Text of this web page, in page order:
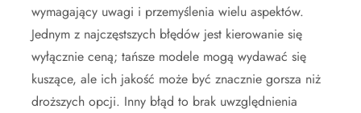
wymagający uwagi i przemyślenia wielu aspektów.
Jednym z najczęstszych błędów jest kierowanie się
wyłącznie ceną; tańsze modele mogą wydawać się
kuszące, ale ich jakość może być znacznie gorsza niż
droższych opcji. Inny błąd to brak uwzględnienia